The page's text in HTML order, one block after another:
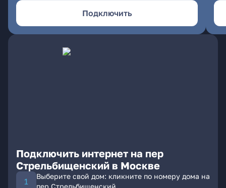
Подключить
Подключить интернет на пер
Стрельбищенский в Москве
Выберите свой дом: кликните по номеру дома на
пер Стрельбищенский